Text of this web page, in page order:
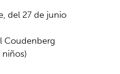
del 27 de junio
Coudenberg
niños)